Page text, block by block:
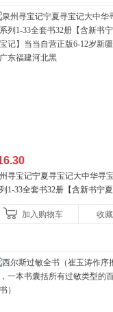
寻宝记宁夏寻宝记大中华寻
1-33全套书32册【含新书宁
东福建河北黑
加入购物车 收藏